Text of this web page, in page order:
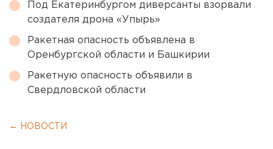
Под Екатеринбургом диверсанты взорвали
создателя дрона «Упырь»
Ракетная опасность объявлена в
Оренбургской области и Башкирии
Ракетную опасность объявили в
Свердловской области
← НОВОСТИ